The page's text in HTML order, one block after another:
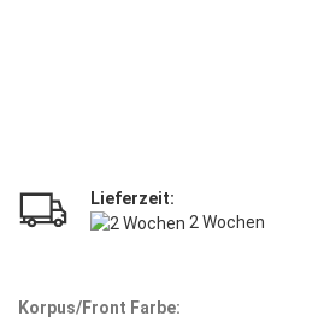
Lieferzeit:
2 Wochen
Korpus/Front Farbe: